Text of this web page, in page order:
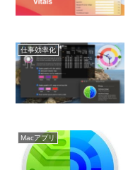
仕事効率化
Macアプリ